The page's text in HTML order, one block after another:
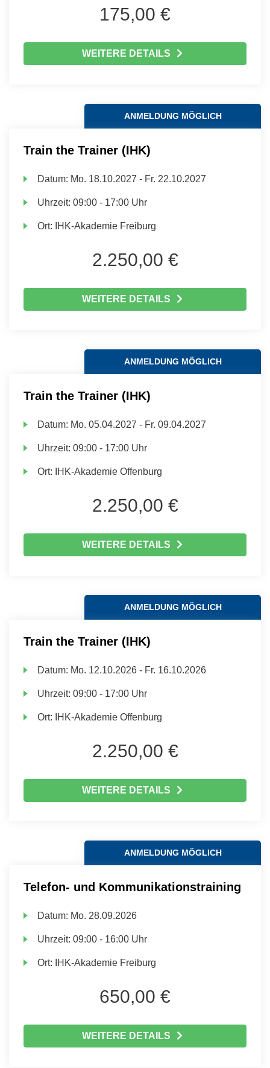
175,00 €
WEITERE DETAILS
ANMELDUNG MÖGLICH
Train the Trainer (IHK)
Datum: Mo. 18.10.2027 - Fr. 22.10.2027
Uhrzeit:09:00 - 17:00 Uhr
Ort: IHK-Akademie Freiburg
2.250,00 €
WEITERE DETAILS
ANMELDUNG MÖGLICH
Train the Trainer (IHK)
Datum: Mo. 05.04.2027 - Fr. 09.04.2027
Uhrzeit:09:00 - 17:00 Uhr
Ort: IHK-Akademie Offenburg
2.250,00 €
WEITERE DETAILS
ANMELDUNG MÖGLICH
Train the Trainer (IHK)
Datum: Mo. 12.10.2026 - Fr. 16.10.2026
Uhrzeit:09:00 - 17:00 Uhr
Ort: IHK-Akademie Offenburg
2.250,00 €
WEITERE DETAILS
ANMELDUNG MÖGLICH
Telefon- und Kommunikationstraining
Datum: Mo. 28.09.2026
Uhrzeit:09:00 - 16:00 Uhr
Ort: IHK-Akademie Freiburg
650,00 €
WEITERE DETAILS